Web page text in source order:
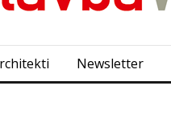
Newsletter